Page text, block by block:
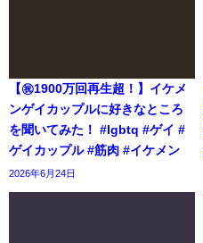
【㊗️1900万回再生超！】イケメ
ンゲイカップルに好きなところ
を聞いてみた！ #lgbtq #ゲイ #
ゲイカップル #筋肉 #イケメン
2026年6月24日